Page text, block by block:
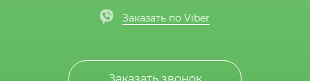
Заказать по Viber